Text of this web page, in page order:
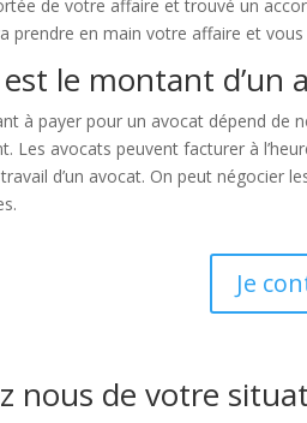
de votre affaire et trouvé un
prendre en main votre affaire et
le montant d’un
à payer pour un avocat dépend de
Les avocats peuvent facturer à
d’un avocat. On peut négocier
Je
nous de votre